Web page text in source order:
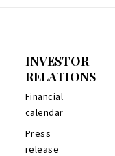
INVESTOR
RELATIONS
Financial
calendar
Press
release